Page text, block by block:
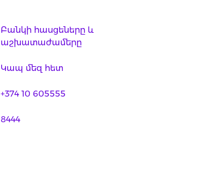
Բանկի հասցեները և
աշխատաժամերը
Կապ մեզ հետ
+374 10 605555
8444